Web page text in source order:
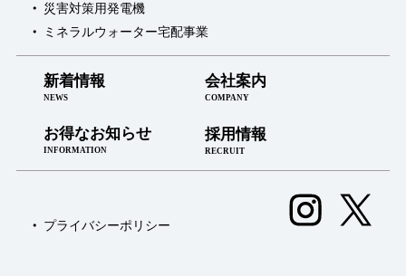
災害対策用発電機
ミネラルウォーター宅配事業
新着情報
NEWS
お得なお知らせ
INFORMATION
会社案内
COMPANY
採用情報
RECRUIT
プライバシーポリシー